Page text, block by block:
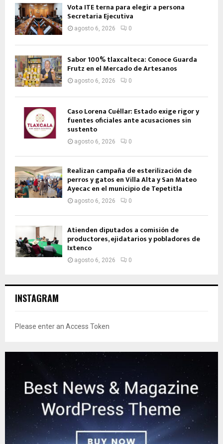
Vota ITE terna para elegir a persona
Secretaria Ejecutiva
agosto 6, 2026 0
Sabor 100% tlaxcalteca: Conoce Guarda
Frutz en el Mercado de Artesanos
agosto 6, 2026 0
Caso Lorena Cuéllar: Estado exige rigor y
fuentes oficiales ante acusaciones sin
sustento
agosto 6, 2026 0
Realizan campaña de esterilización de
perros y gatos en Villa Alta y San Mateo
Ayecac en el municipio de Tepetitla
agosto 6, 2026 0
Atienden diputados a comisión de
productores, ejidatarios y pobladores de
Ixtenco
agosto 6, 2026 0
INSTAGRAM
Please enter an Access Token